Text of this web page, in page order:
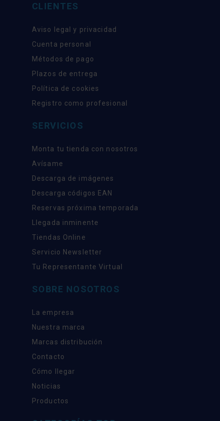
CLIENTES
Aviso legal y privacidad
Cuenta personal
Métodos de pago
Plazos de entrega
Política de cookies
Registro como profesional
SERVICIOS
Monta tu tienda con nosotros
Avísame
Descarga de imágenes
Descarga códigos EAN
Reservas próxima temporada
Llegada inminente
Tiendas Online
Servicio Newsletter
Tu Representante Virtual
SOBRE NOSOTROS
La empresa
Nuestra marca
Marcas distribución
Contacto
Cómo llegar
Noticias
Productos